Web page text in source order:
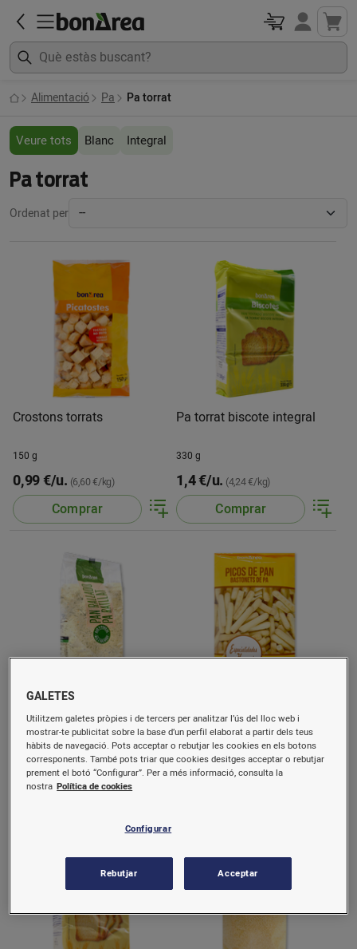
Alimentació Pa Pa torrat
Veure tots Blanc Integral
Pa torrat
Ordenat per
Crostons torrats
150 g
0,99 €/u. (6,60 €/kg)
Comprar
Pa torrat biscote integral
330 g
1,4 €/u. (4,24 €/kg)
Comprar
Pa rallat all i julivert
500 g
0,99 €/u.(1,98 €/kg)
Comprar
250 g
0,8 €/u.(3,20 €/kg)
GALETES
Utilitzem galetes pròpies i de tercers per analitzar l’ús del lloc web i
mostrar-te publicitat sobre la base d’un perfil elaborat a partir dels teus
hàbits de navegació. Pots acceptar o rebutjar les cookies en els botons
corresponents. També pots triar que cookies desitges acceptar o rebutjar
prement el botó “Configurar”. Per a més informació, consulta la
nostra Política de cookies
Configurar
Rebutjar Acceptar